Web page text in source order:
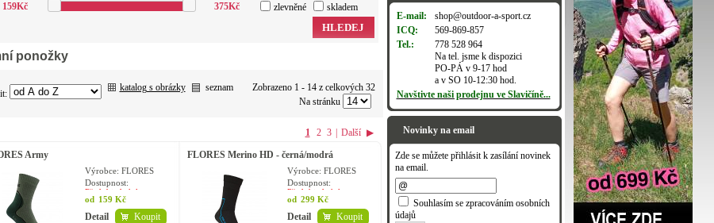
159Kč 375Kč zlevněné skladem
HLEDEJ
ponožky
katalog s obrázky seznam
Zobrazeno 1 - 14 z celkových 32
Na stránku
1 2 3 Další ▶
Army
Výrobce: FLORES
Dostupnost:
Předobjednávka
od 159 Kč
Detail Koupit
FLORES Merino HD - černá/modrá
Výrobce: FLORES
Dostupnost:
Předobjednávka
od 299 Kč
Detail Koupit
E-mail:
shop@outdoor-a-sport.cz
ICQ:
569-869-857
Tel.:
778 528 964
Na tel. jsme k dispozici
PO-PÁ v 9-17 hod
a v SO 10-12:30 hod.
Navštivte naši prodejnu ve Slavičíně...
Novinky na email
Zde se můžete přihlásit k zasílání novinek
na email.
Souhlasím se zpracováním osobních
údajů